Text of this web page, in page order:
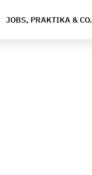
JOBS, PRAKTIKA & CO.